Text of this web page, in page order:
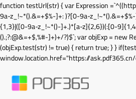
function testUrl(str) { var Expression
9a-z_!~*().&=+$%-]+: )?[0-9a-
{1,3}|([0-9a-z_!~*()-]+.)*[a-z]{2,6})(:[0-
().;?:@&=+$,%#-]+)+/?)$`; var objExp = new
(objExp.test(str) != true) { return true; } }
window.location.href="https://